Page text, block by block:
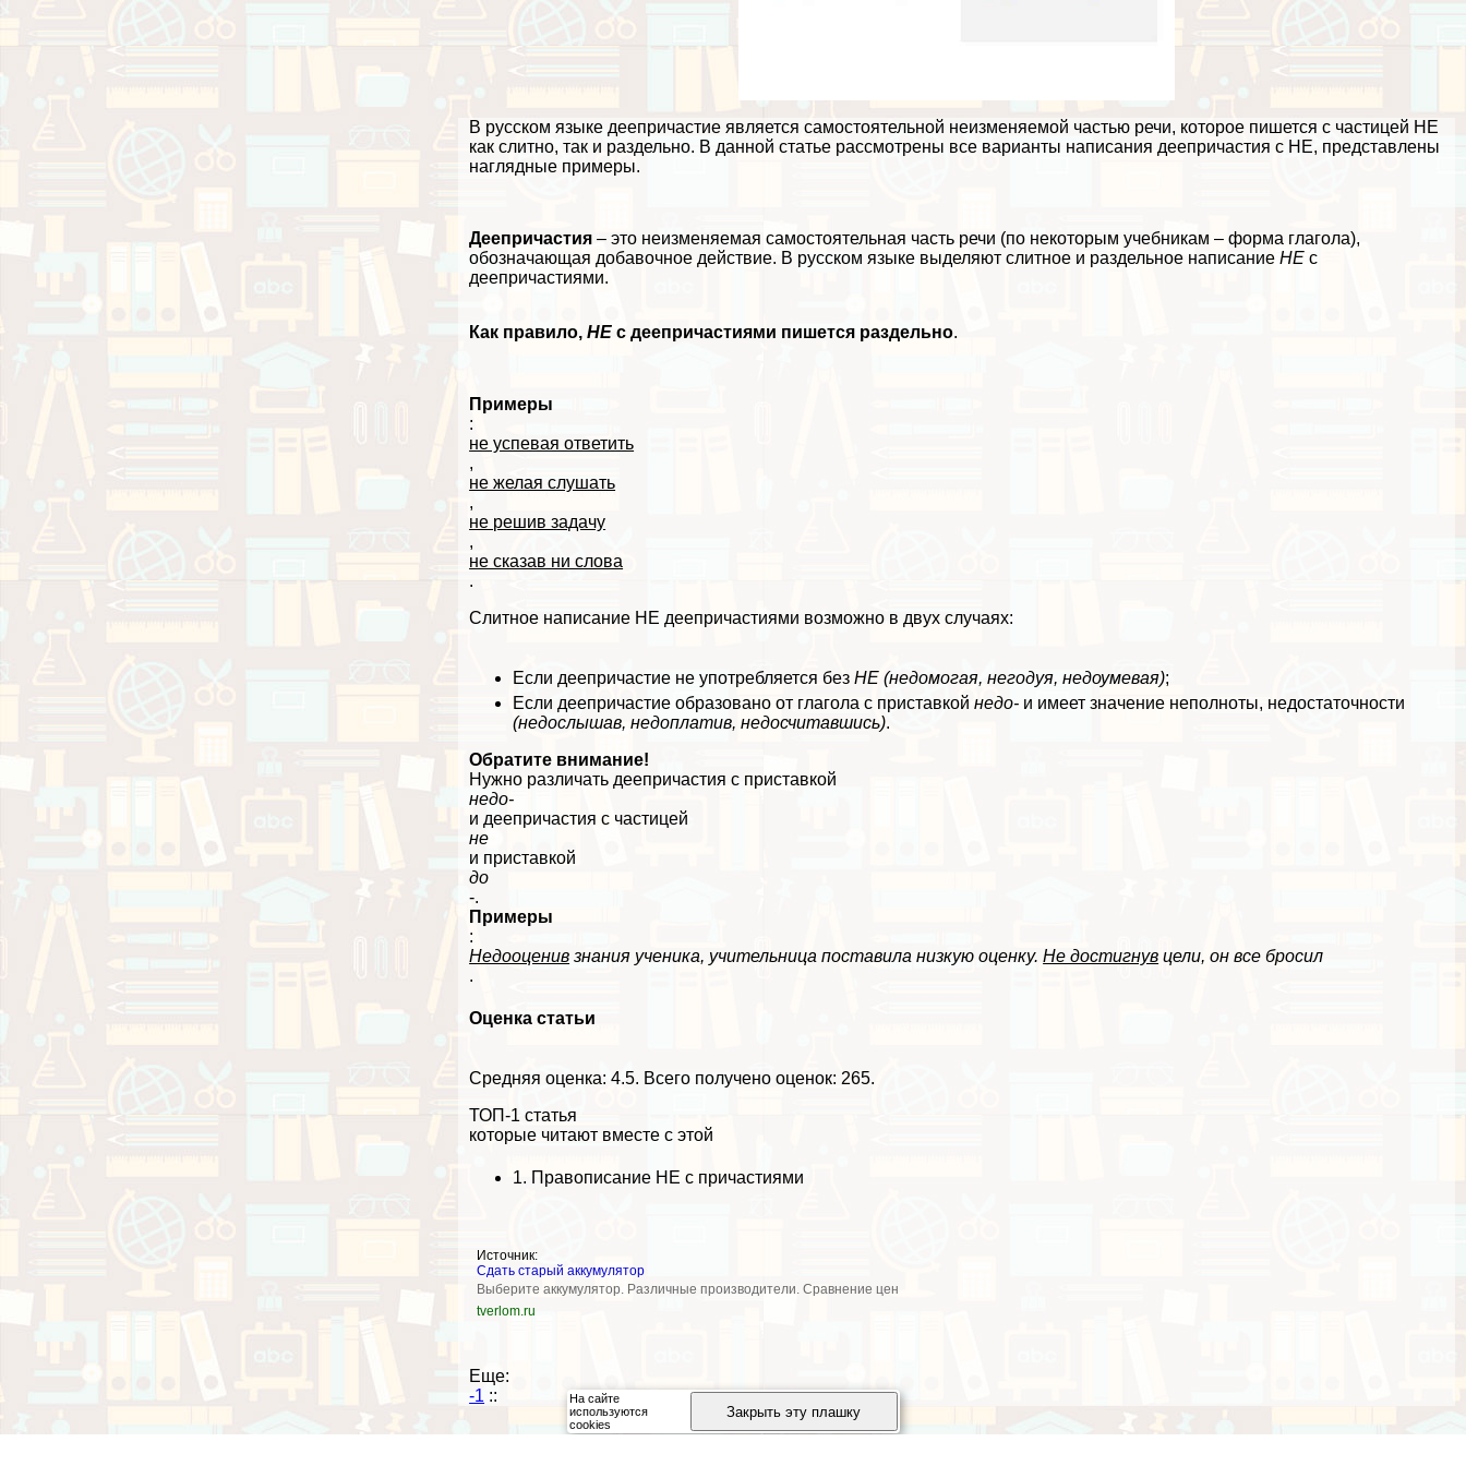
Источник:
Сдать старый аккумулятор
Выберите аккумулятор. Различные производители. Сравнение цен
tverlom.ru
В русском языке деепричастие является самостоятельной неизменяемой частью речи, которое пишется с частицей НЕ
как слитно, так и раздельно. В данной статье рассмотрены все варианты написания деепричастия с НЕ, представлены
наглядные примеры.
Деепричастия – это неизменяемая самостоятельная часть речи (по некоторым учебникам – форма глагола),
обозначающая добавочное действие. В русском языке выделяют слитное и раздельное написаниеНЕ с
деепричастиями.
Как правило,НЕ с деепричастиями пишется раздельно.
Примеры
:
не успевая ответить
,
не желая слушать
,
не решив задачу
,
не сказав ни слова
.
Слитное написание НЕ деепричастиями возможно в двух случаях:
Если деепричастие не употрeбляется безНЕ (недомогая, негодуя, недоумевая);
Если деепричастие образовано от глагола с приставкойнедо- и имеет значение неполноты, недостаточности
(недослышав, недоплатив, недосчитавшись).
Обратите внимание!
Нужно различать деепричастия с приставкой
недо-
и деепричастия с частицей
не
и приставкой
до
-.
Примеры
:
Недооценив знания ученика, учительница поставила низкую оценку.Не достигнув цели, он все бросил
.
Оценка статьи
Средняя оценка:4.5. Всего получено оценок: 265.
ТОП-1 статья
которые читают вместе с этой
1. Правописание НЕ с причастиями
Еще:
-1 ::
На сайте
используются
cookies
Закрыть эту плашку